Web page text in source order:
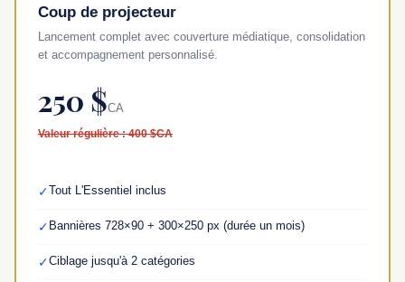
Coup de projecteur
Lancement complet avec couverture médiatique, consolidation
et accompagnement personnalisé.
250 $CA
Valeur régulière : 400 $CA
✓Tout L'Essentiel inclus
✓ Bannières 728×90 + 300×250 px (durée un mois)
✓Ciblage jusqu'à 2 catégories